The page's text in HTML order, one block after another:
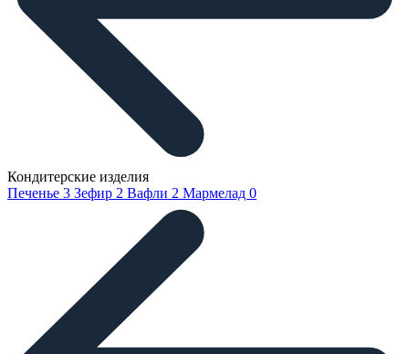
Кондитерские изделия
Печенье 3 Зефир 2 Вафли 2 Мармелад 0